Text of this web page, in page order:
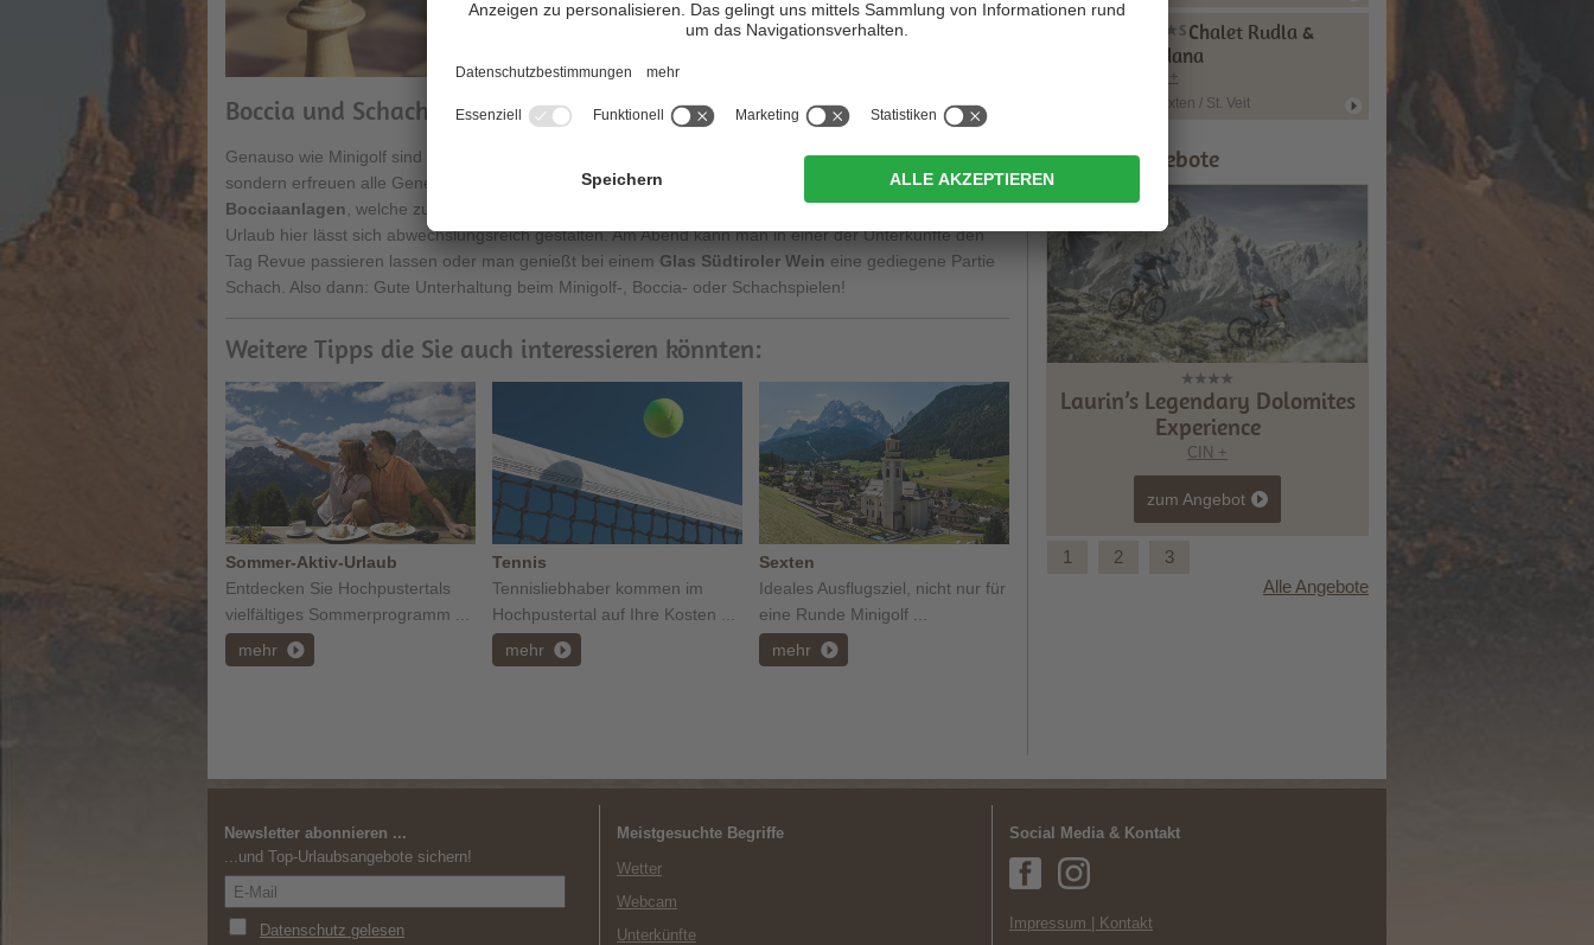
Boccia und Schach
Genauso wie Minigolf sind die
keineswegs nur bei Senioren beliebt,
sondern erfreuen alle Generationen. Einige Hotels oder Campinganlagen besitzen
eigene
Bocciaanlagen , welche zum
einladen. Sie sehen also, der
Urlaub hier lässt sich abwechslungsreich gestalten. Am Abend kann man in einer der Unterkünfte den
Tag Revue passieren lassen oder man genießt bei einem Glas Südtiroler Wein eine gediegene Partie
Schach. Also dann: Gute Unterhaltung beim Minigolf-, Boccia- oder Schachspielen!
Weitere Tipps die Sie auch interessieren könnten:
Sommer-Aktiv-Urlaub
Entdecken Sie Hochpustertals
vielfältiges Sommerprogramm ...
mehr
Tennis
Tennisliebhaber kommen im
Hochpustertal auf Ihre Kosten ...
mehr
Sexten
Ideales Ausflugsziel, nicht nur für
eine Runde Minigolf ...
mehr
Chalet Rudla &
Rudana
CIN +
Sexten / St. Veit
Tipps & Angebote
Laurin’s Legendary Dolomites
Experience
CIN +
zum Angebot
1 2
3
Alle Angebote
Newsletter abonnieren ...
...und Top-Urlaubsangebote sichern!
Meistgesuchte Begriffe
Wetter
Webcam
Unterkünfte
Social Media & Kontakt
Impressum | Kontakt